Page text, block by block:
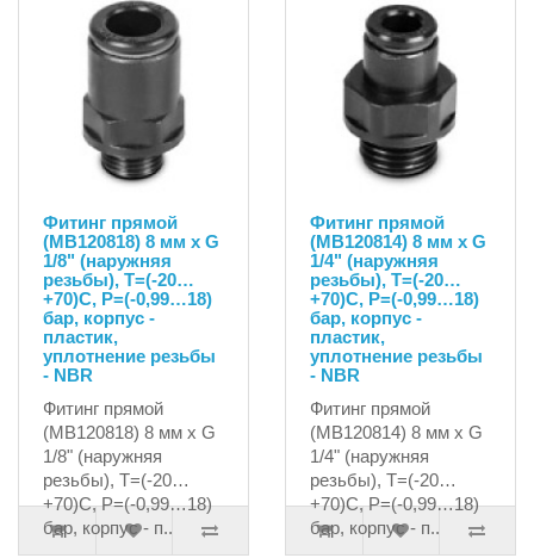
Фитинг прямой
(MB120818) 8 мм х G
1/8" (наружняя
резьбы), T=(-20…
+70)C, P=(-0,99…18)
бар, корпус -
пластик,
уплотнение резьбы
- NBR
Фитинг прямой
(MB120818) 8 мм х G
1/8" (наружняя
резьбы), T=(-20…
+70)C, P=(-0,99…18)
бар, корпус - п..
Фитинг прямой
(MB120814) 8 мм х G
1/4" (наружняя
резьбы), T=(-20…
+70)C, P=(-0,99…18)
бар, корпус -
пластик,
уплотнение резьбы
- NBR
Фитинг прямой
(MB120814) 8 мм х G
1/4" (наружняя
резьбы), T=(-20…
+70)C, P=(-0,99…18)
бар, корпус - п..